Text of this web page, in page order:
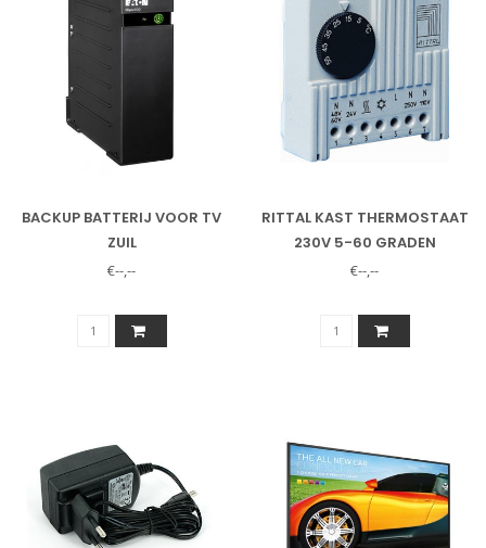
BACKUP BATTERIJ VOOR TV
ZUIL
€--,--
RITTAL KAST THERMOSTAAT
230V 5-60 GRADEN
€--,--